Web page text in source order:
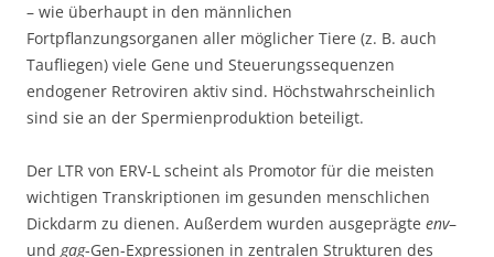
– wie überhaupt in den männlichen
Fortpflanzungsorganen aller möglicher Tiere (z. B. auch
Taufliegen) viele Gene und Steuerungssequenzen
endogener Retroviren aktiv sind. Höchstwahrscheinlich
sind sie an der Spermienproduktion beteiligt.
Der LTR von ERV-L scheint als Promotor für die meisten
wichtigen Transkriptionen im gesunden menschlichen
Dickdarm zu dienen. Außerdem wurden ausgeprägte env–
und gag-Gen-Expressionen in zentralen Strukturen des